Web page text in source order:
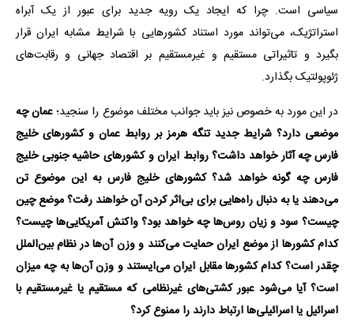
سیاسی است. چرا که ایجاد یک رویه جدید برای عبور از یک آبراه
استراتژیک، می‌تواند مورد استناد کشورهایی با شرایط مشابه ایران قرار
بگیرد و تاثیراتی مستقیم و غیرمستقیم بر اقتصاد جهانی و رقابت‌های
ژئوپولتیک بگذارد.
در این مورد به خصوص نیز باید جوانب مختلف موضوع را سنجید؛ عمان چه
موضعی دارد؟ شرایط جدید تنگه هرمز بر روابط عمان و کشورهای خلیج
فارس چه آثار خواهد داشت؟ روابط ایران و کشورهای حاشیه جنوبی خلیج
فارس چه گونه خواهد شد؟ کشورهای خلیج فارس به این موضوع تن
می‌دهند یا به دنبال راه‌هایی برای بی‌اثر کردن آن خواهند رفت؟ موضع چین
چیست؟ سود و زیان روس‌ها چه خواهد بود؟ واکنش آمریکایی‌ها چیست؟
کدام کشورها از موضع ایران حمایت می‌کنند و وزن آن‌ها در نظام بین‌الملل
چقدر است؟ کدام کشورها مقابل ایران می‌ایستند و وزن آن‌ها به چه میزان
است؟ آیا می‌شود عبور کشتی‌های غیرنظامی که مستقیم یا غیرمستقیم با
اسرائیل یا اسرائیلی‌ها ارتباط دارند را ممنوع کرد؟